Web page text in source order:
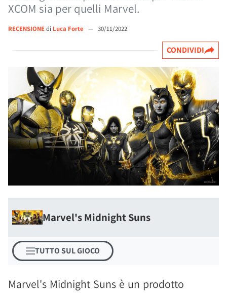
XCOM sia per quelli Marvel.
RECENSIONEdi Luca Forte — 30/11/2022
CONDIVIDI
Marvel's Midnight Suns
TUTTO SUL GIOCO
Marvel's Midnight Suns è un prodotto